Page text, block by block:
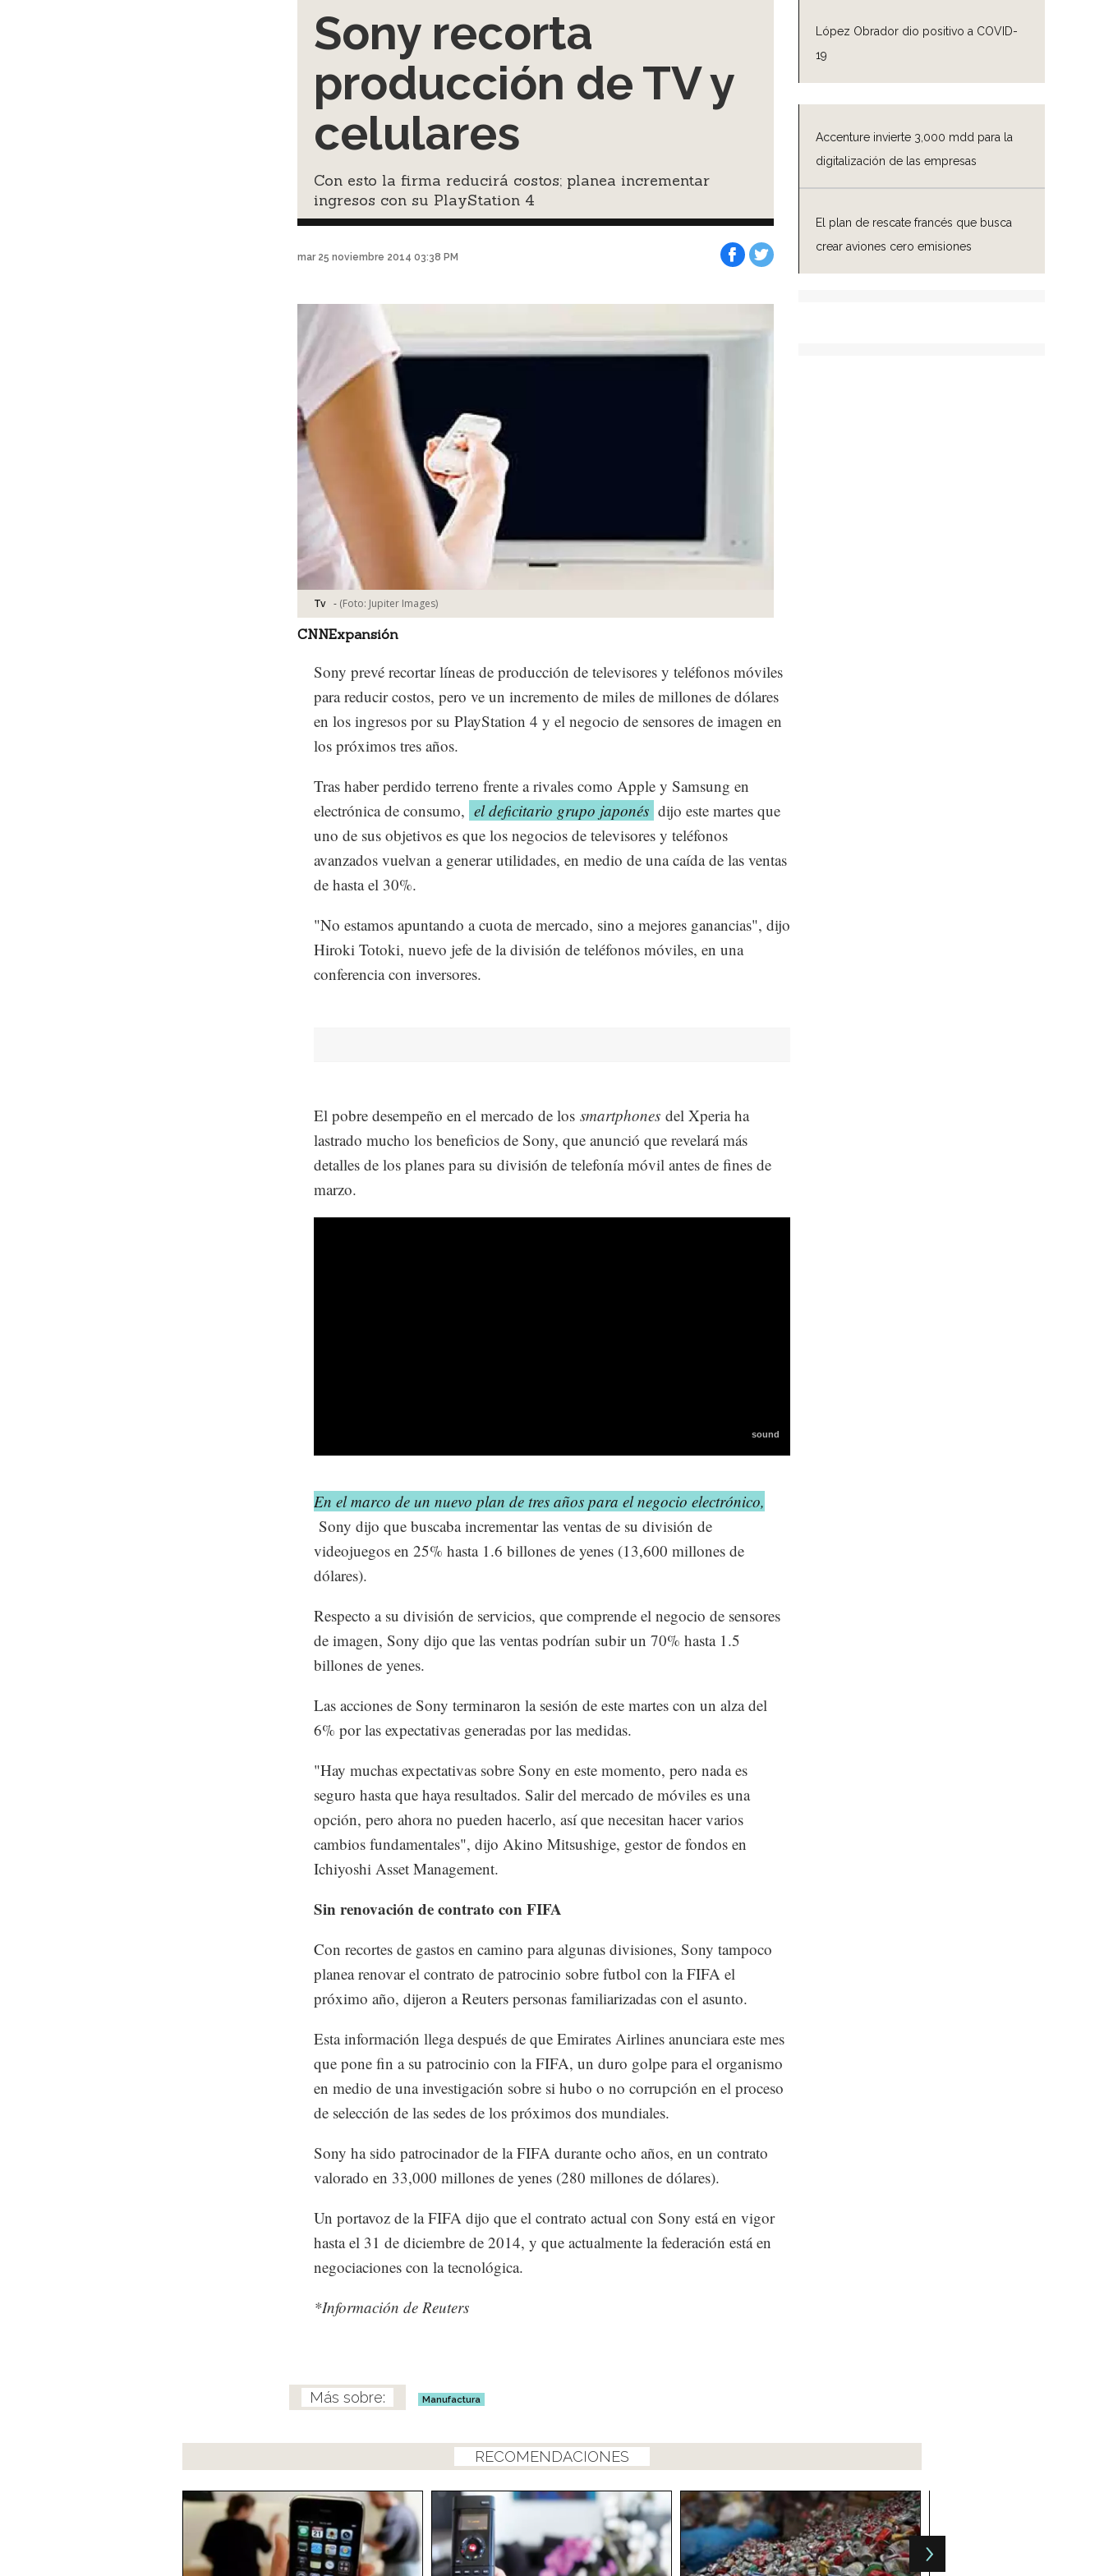
López Obrador dio positivo a COVID-
19
Accenture invierte 3,000 mdd para la
digitalización de las empresas
El plan de rescate francés que busca
crear aviones cero emisiones
Sony recorta
producción de TV y
celulares
Con esto la firma reducirá costos; planea incrementar
ingresos con su PlayStation 4
mar 25 noviembre 2014 03:38 PM
Tv - (Foto: Jupiter Images)
CNNExpansión
Sony prevé recortar líneas de producción de televisores y teléfonos móviles
para reducir costos, pero ve un incremento de miles de millones de dólares
en los ingresos por su PlayStation 4 y el negocio de sensores de imagen en
los próximos tres años.
Tras haber perdido terreno frente a rivales como Apple y Samsung en
electrónica de consumo, el deficitario grupo japonés dijo este martes que
uno de sus objetivos es que los negocios de televisores y teléfonos
avanzados vuelvan a generar utilidades, en medio de una caída de las ventas
de hasta el 30%.
"No estamos apuntando a cuota de mercado, sino a mejores ganancias", dijo
Hiroki Totoki, nuevo jefe de la división de teléfonos móviles, en una
conferencia con inversores.
El pobre desempeño en el mercado de los smartphones del Xperia ha
lastrado mucho los beneficios de Sony, que anunció que revelará más
detalles de los planes para su división de telefonía móvil antes de fines de
marzo.
En el marco de un nuevo plan de tres años para el negocio electrónico,
Sony dijo que buscaba incrementar las ventas de su división de
videojuegos en 25% hasta 1.6 billones de yenes (13,600 millones de
dólares).
Respecto a su división de servicios, que comprende el negocio de sensores
de imagen, Sony dijo que las ventas podrían subir un 70% hasta 1.5
billones de yenes.
Las acciones de Sony terminaron la sesión de este martes con un alza del
6% por las expectativas generadas por las medidas.
"Hay muchas expectativas sobre Sony en este momento, pero nada es
seguro hasta que haya resultados. Salir del mercado de móviles es una
opción, pero ahora no pueden hacerlo, así que necesitan hacer varios
cambios fundamentales", dijo Akino Mitsushige, gestor de fondos en
Ichiyoshi Asset Management.
Sin renovación de contrato con FIFA
Con recortes de gastos en camino para algunas divisiones, Sony tampoco
planea renovar el contrato de patrocinio sobre futbol con la FIFA el
próximo año, dijeron a Reuters personas familiarizadas con el asunto.
Esta información llega después de que Emirates Airlines anunciara este mes
que pone fin a su patrocinio con la FIFA, un duro golpe para el organismo
en medio de una investigación sobre si hubo o no corrupción en el proceso
de selección de las sedes de los próximos dos mundiales.
Sony ha sido patrocinador de la FIFA durante ocho años, en un contrato
valorado en 33,000 millones de yenes (280 millones de dólares).
Un portavoz de la FIFA dijo que el contrato actual con Sony está en vigor
hasta el 31 de diciembre de 2014, y que actualmente la federación está en
negociaciones con la tecnológica.
*Información de Reuters
Manufactura
RECOMENDACIONES